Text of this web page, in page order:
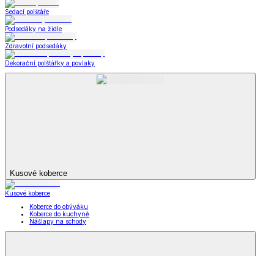
Sedací polštáře
Podsedáky na židle
Zdravotní podsedáky
Dekorační polštářky a povlaky
Kusové koberce
Kusové koberce
Koberce do obýváku
Koberce do kuchyně
Nášlapy na schody